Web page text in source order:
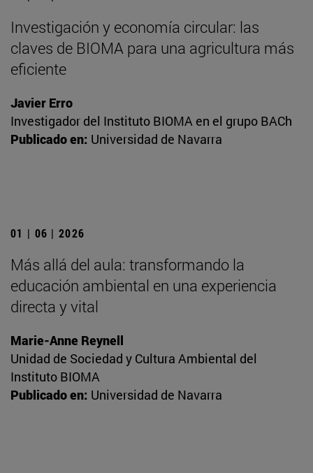
Investigación y economía circular: las
claves de BIOMA para una agricultura más
eficiente
Javier Erro
Investigador del Instituto BIOMA en el grupo BACh
Publicado en: Universidad de Navarra
01 | 06 | 2026
Más allá del aula: transformando la
educación ambiental en una experiencia
directa y vital
Marie-Anne Reynell
Unidad de Sociedad y Cultura Ambiental del
Instituto BIOMA
Publicado en: Universidad de Navarra